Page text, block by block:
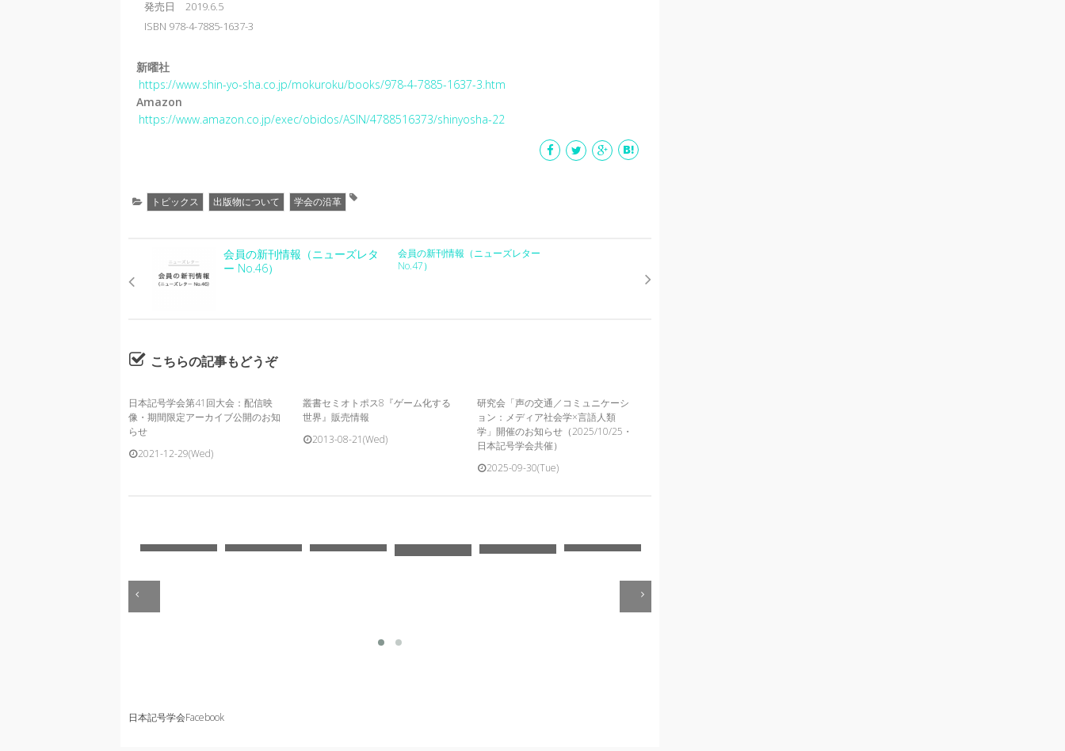
発売日 2019.6.5
ISBN 978-4-7885-1637-3
新曜社
https://www.shin-yo-sha.co.jp/mokuroku/books/978-4-7885-1637-3.htm
Amazon
https://www.amazon.co.jp/exec/obidos/ASIN/4788516373/shinyosha-22
トピックス 出版物について 学会の沿革
会員の新刊情報（ニューズレタ
ー No.46）
会員の新刊情報（ニューズレター
No.47）
こちらの記事もどうぞ
日本記号学会第41回大会：配信映
像・期間限定アーカイブ公開のお知
らせ
2021-12-29(Wed)
叢書セミオトポス8『ゲーム化する
世界』販売情報
2013-08-21(Wed)
研究会「声の交通／コミュニケーシ
ョン：メディア社会学×言語人類
学」開催のお知らせ（2025/10/25・
日本記号学会共催）
2025-09-30(Tue)
日本記号学会Facebook